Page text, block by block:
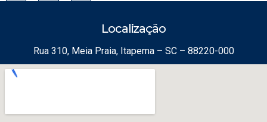
Localização
Rua 310, Meia Praia, Itapema – SC – 88220-000